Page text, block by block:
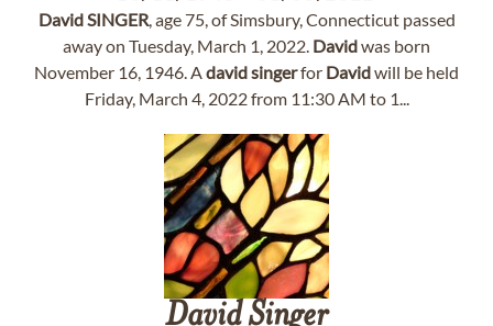
DavidSINGER, age 75, of Simsbury, Connecticut passed
away on Tuesday, March 1, 2022. Davidwas born
November 16, 1946. Adavidsingerfor Davidwill be held
Friday, March 4, 2022 from 11:30 AM to 1...
DavidSinger